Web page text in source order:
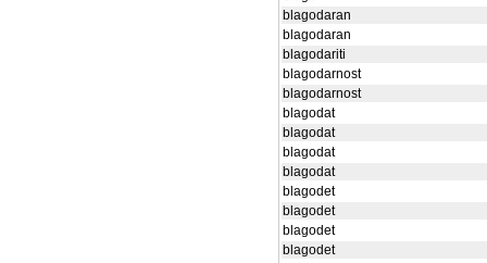
blagodaran
blagodaran
blagodariti
blagodarnost
blagodarnost
blagodat
blagodat
blagodat
blagodat
blagodet
blagodet
blagodet
blagodet